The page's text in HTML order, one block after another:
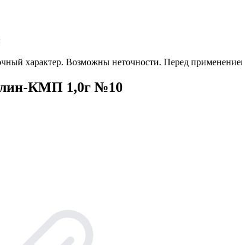
характер. Возможны неточности. Перед применением
КМП 1,0г №10